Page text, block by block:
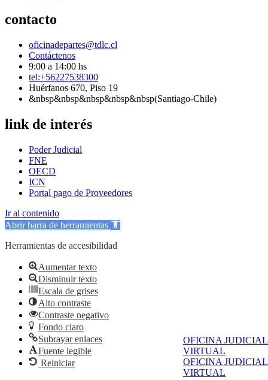
OFICINA JUDICIAL
VIRTUAL
OFICINA JUDICIAL
VIRTUAL
contacto
oficinadepartes@tdlc.cl
Contáctenos
9:00 a 14:00 hs
tel:+56227538300
Huérfanos 670, Piso 19
&nbsp&nbsp&nbsp&nbsp&nbsp(Santiago-Chile)
link de interés
Poder Judicial
FNE
OECD
ICN
Portal pago de Proveedores
Ir al contenido
Abrir barra de herramientas
Herramientas de accesibilidad
Aumentar texto
Disminuir texto
Escala de grises
Alto contraste
Contraste negativo
Fondo claro
Subrayar enlaces
Fuente legible
Reiniciar